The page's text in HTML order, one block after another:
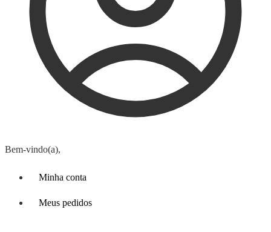
Bem-vindo(a),
Minha conta
Meus pedidos